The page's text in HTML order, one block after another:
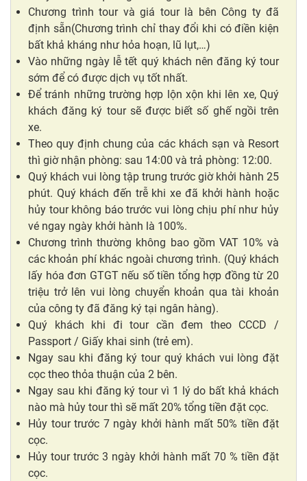
Chương trình tour và giá tour là bên Công ty đã
định sẵn(Chương trình chỉ thay đổi khi có điền kiện
bất khả kháng như hỏa hoạn, lũ lụt,…)
Vào những ngày lễ tết quý khách nên đăng ký tour
sớm để có được dịch vụ tốt nhất.
Để tránh những trường hợp lộn xộn khi lên xe, Quý
khách đăng ký tour sẽ được biết số ghế ngồi trên
xe.
Theo quy định chung của các khách sạn và Resort
thì giờ nhận phòng: sau 14:00 và trả phòng: 12:00.
Quý khách vui lòng tập trung trước giờ khởi hành 25
phút. Quý khách đến trễ khi xe đã khởi hành hoặc
hủy tour không báo trước vui lòng chịu phí như hủy
vé ngay ngày khởi hành là 100%.
Chương trình thường không bao gồm VAT 10% và
các khoản phí khác ngoài chương trình. (Quý khách
lấy hóa đơn GTGT nếu số tiền tổng hợp đồng từ 20
triệu trở lên vui lòng chuyển khoản qua tài khoản
của công ty đã đăng ký tại ngân hàng).
Quý khách khi đi tour cần đem theo CCCD /
Passport / Giấy khai sinh (trẻ em).
Ngay sau khi đăng ký tour quý khách vui lòng đặt
cọc theo thỏa thuận của 2 bên.
Ngay sau khi đăng ký tour vì 1 lý do bất khả khách
nào mà hủy tour thì sẽ mất 20% tổng tiền đặt cọc.
Hủy tour trước 7 ngày khởi hành mất 50% tiền đặt
cọc.
Hủy tour trước 3 ngày khởi hành mất 70 % tiền đặt
cọc.